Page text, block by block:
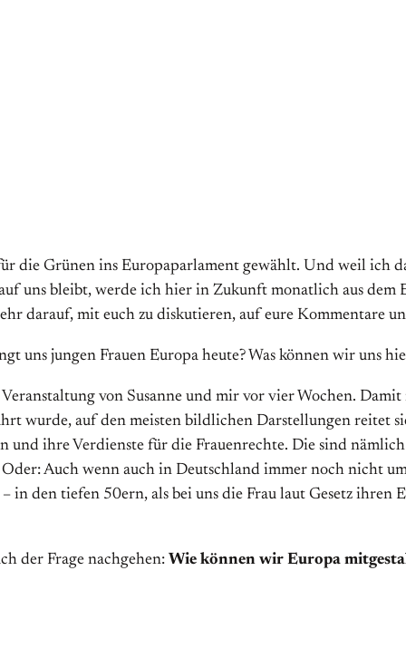
die Grünen ins Europaparlament gewählt. Und weil ich
uns bleibt, werde ich hier in Zukunft monatlich aus
darauf, mit euch zu diskutieren, auf eure Kommentare
uns jungen Frauen Europa heute? Was können wir uns
von Susanne und mir vor vier Wochen.
wurde, auf den meisten bildlichen Darstellungen reitet
und ihre Verdienste für die Frauenrechte. Die sind
Auch wenn auch in Deutschland immer noch nicht
in den tiefen 50ern, als bei uns die Frau laut Gesetz ihren
der Frage nachgehen: Wie können wir Europa